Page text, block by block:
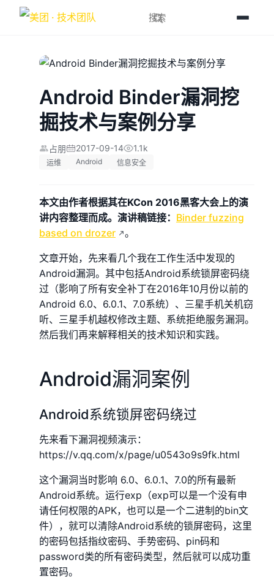
Android Binder漏洞挖
掘技术与案例分享
占朋 2017-09-14 1.1k
运维 Android 信息安全
本文由作者根据其在KCon 2016黑客大会上的演
讲内容整理而成。演讲稿链接： Binder fuzzing
based on drozer
。
文章开始，先来看几个我在工作生活中发现的
Android漏洞。其中包括Android系统锁屏密码绕
过（影响了所有安全补丁在2016年10月份以前的
Android 6.0、6.0.1、7.0系统）、三星手机关机窃
听、三星手机越权修改主题、系统拒绝服务漏洞。
然后我们再来解释相关的技术知识和实践。
Android漏洞案例
Android系统锁屏密码绕过
先来看下漏洞视频演示：
https://v.qq.com/x/page/u0543o9s9fk.html
这个漏洞当时影响 6.0、6.0.1、7.0的所有最新
Android系统。运行exp（exp可以是一个没有申
请任何权限的APK，也可以是一个二进制的bin文
件），就可以清除Android系统的锁屏密码，这里
的密码包括指纹密码、手势密码、pin码和
password类的所有密码类型，然后就可以成功重
置密码。